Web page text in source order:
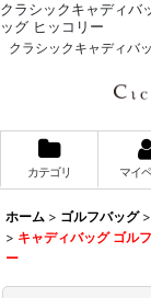
クラシックキャディバ
ッグ ヒッコリー
クラシックキャディバ
カテゴリ マイ
ホーム > ゴルフバッグ >
> キャディバッグ ゴル
ー